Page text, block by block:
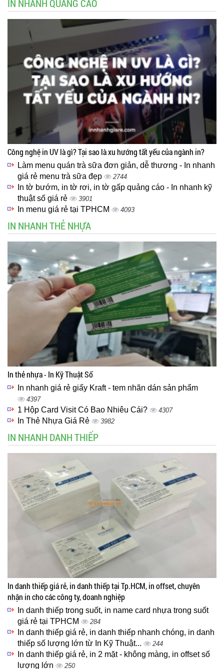
IN NHANH QUẢNG CÁO
Công nghệ in UV là gì? Tại sao là xu hướng tất yếu của ngành in?
Làm menu quán trà sữa đơn giản, dễ thương - In nhanh
giá rẻ menu trà sữa đẹp
2744
In tờ bướm, in tờ rơi, in tờ gấp quảng cáo - In nhanh kỹ
thuật số giá rẻ
3901
In menu giá rẻ tại TPHCM 4093
IN NHANH THẺ NHỰA
In thẻ nhựa - In Kỹ Thuật Số
In nhanh giá rẻ giấy Kraft - tem nhãn dán sản phẩm
4397
1 Hộp Card Visit Có Bao Nhiêu Cái? 4307
In Thẻ Nhựa Giá Rẻ 3982
IN NHANH DANH THIẾP
In danh thiếp giá rẻ, in danh thiếp tại Tp.HCM, in offset, chuyên
nhận in cho các công ty, doanh nghiệp
In danh thiếp trong suốt, in name card nhựa trong suốt
giá rẻ tại TPHCM
284
In danh thiếp giá rẻ, in danh thiếp nhanh chóng, in danh
thiếp số lượng lớn từ In Kỹ Thuật...
244
In danh thiếp giá rẻ, in 2 mặt - không màng, in offset số
lượng lớn
250